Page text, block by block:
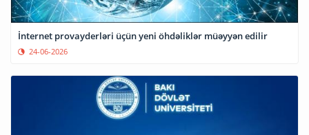
İnternet provayderləri üçün yeni öhdəliklər müəyyən edilir
24-06-2026